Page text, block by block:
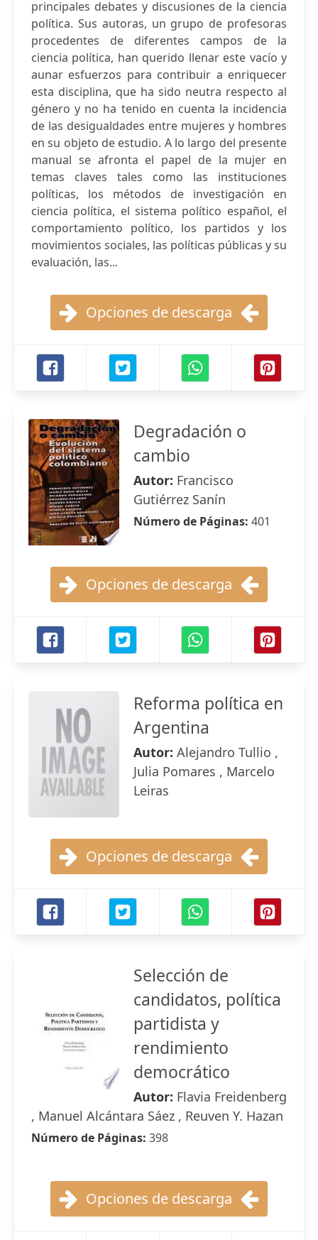
principales debates y discusiones de la ciencia
política. Sus autoras, un grupo de profesoras
procedentes de diferentes campos de la
ciencia política, han querido llenar este vacío y
aunar esfuerzos para contribuir a enriquecer
esta disciplina, que ha sido neutra respecto al
género y no ha tenido en cuenta la incidencia
de las desigualdades entre mujeres y hombres
en su objeto de estudio. A lo largo del presente
manual se afronta el papel de la mujer en
temas claves tales como las instituciones
políticas, los métodos de investigación en
ciencia política, el sistema político español, el
comportamiento político, los partidos y los
movimientos sociales, las políticas públicas y su
evaluación, las...
Opciones de descarga
Degradación o
cambio
Autor: Francisco
Gutiérrez Sanín
Número de Páginas: 401
Opciones de descarga
Reforma política en
Argentina
Autor: Alejandro Tullio ,
Julia Pomares , Marcelo
Leiras
Opciones de descarga
Selección de
candidatos, política
partidista y
rendimiento
democrático
Autor: Flavia Freidenberg
, Manuel Alcántara Sáez , Reuven Y. Hazan
Número de Páginas: 398
Opciones de descarga